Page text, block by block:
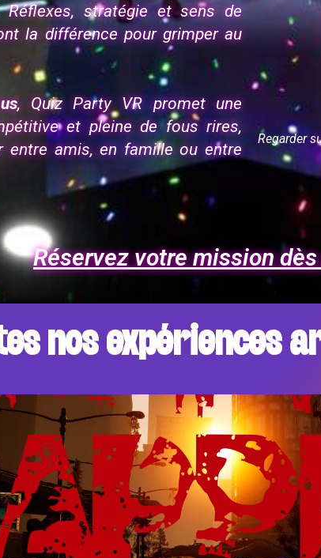
Réflexes, stratégie et sens de
la différence pour grimper au
, Quiz Party VR promet une
et pleine de fous rires,
entre amis, en famille ou entre
Regarder
Réservez votre mission
nos expériences